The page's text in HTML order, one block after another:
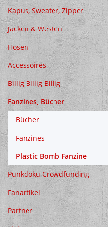
Kapus, Sweater, Zipper
Jacken & Westen
Hosen
Accessoires
Billig Billig Billig
Fanzines, Bücher
Bücher
Fanzines
Plastic Bomb Fanzine
Punkdoku Crowdfunding
Fanartikel
Partner